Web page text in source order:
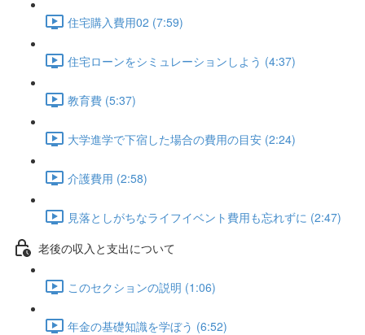
住宅購入費用02 (7:59)
住宅ローンをシミュレーションしよう (4:37)
教育費 (5:37)
大学進学で下宿した場合の費用の目安 (2:24)
介護費用 (2:58)
見落としがちなライフイベント費用も忘れずに (2:47)
老後の収入と支出について
このセクションの説明 (1:06)
年金の基礎知識を学ぼう (6:52)